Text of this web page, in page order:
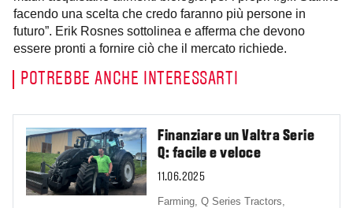
facendo una scelta che credo faranno più persone in
futuro”. Erik Rosnes sottolinea e afferma che devono
essere pronti a fornire ciò che il mercato richiede.
POTREBBE ANCHE INTERESSARTI
Finanziare un Valtra Serie
Q: facile e veloce
11.06.2025
Farming,Q Series Tractors,